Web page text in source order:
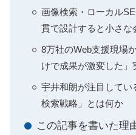
画像検索・ローカル
貫で設計すると小さな
8万社のWeb支援現場
けで成果が激変した」
宇井和朗が注目してい
検索戦略」とは何か
この記事を書いた理